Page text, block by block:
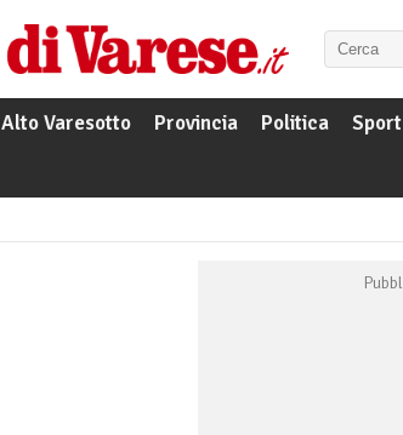
Alto Varesotto Provincia Politica Sport